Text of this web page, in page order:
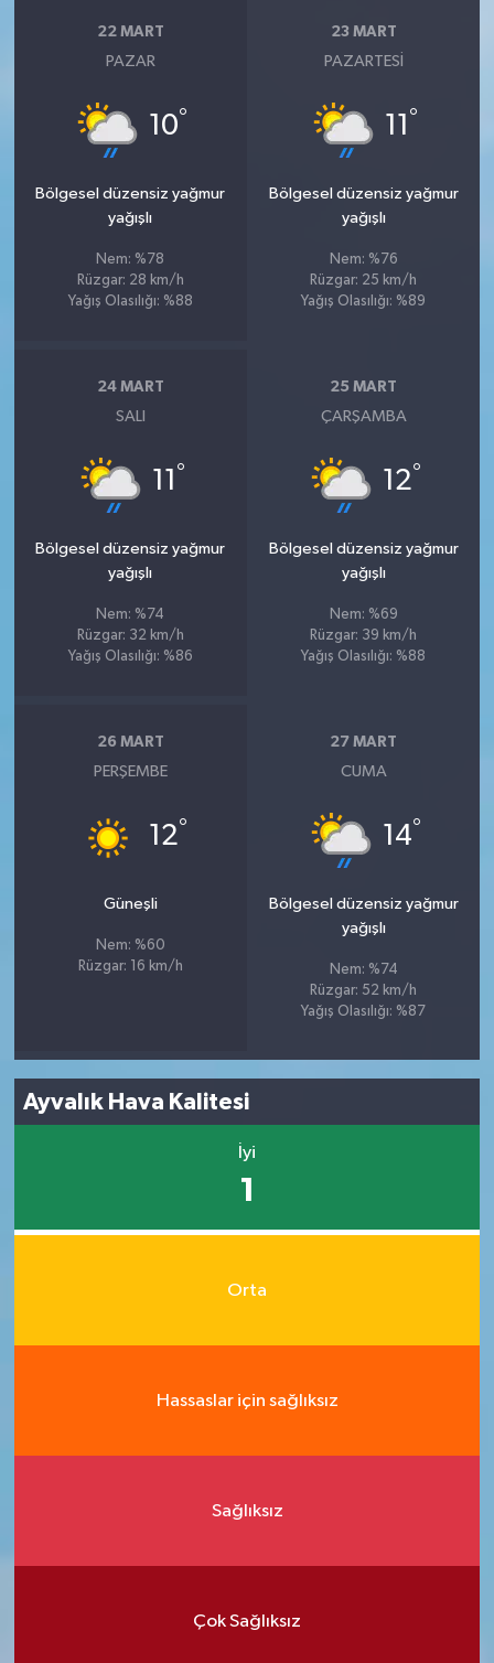
22 MART
PAZAR
10°
Bölgesel düzensiz yağmur
yağışlı
Nem: %78
Rüzgar: 28 km/h
Yağış Olasılığı: %88
23 MART
PAZARTESI
11 °
Bölgesel düzensiz yağmur
yağışlı
Nem: %76
Rüzgar: 25 km/h
Yağış Olasılığı: %89
24 MART
SALI
11 °
Bölgesel düzensiz yağmur
yağışlı
Nem: %74
Rüzgar: 32 km/h
Yağış Olasılığı: %86
25 MART
ÇARŞAMBA
12°
Bölgesel düzensiz yağmur
yağışlı
Nem: %69
Rüzgar: 39 km/h
Yağış Olasılığı: %88
26 MART
PERŞEMBE
12°
Güneşli
Nem: %60
Rüzgar: 16 km/h
27 MART
CUMA
14°
Bölgesel düzensiz yağmur
yağışlı
Nem: %74
Rüzgar: 52 km/h
Yağış Olasılığı: %87
Ayvalık Hava Kalitesi
İyi
1
Orta
Hassaslar için sağlıksız
Sağlıksız
Çok Sağlıksız